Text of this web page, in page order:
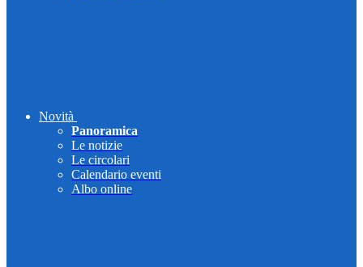
Novità
Panoramica
Le notizie
Le circolari
Calendario eventi
Albo online